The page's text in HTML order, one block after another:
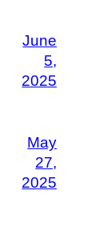
June
5,
2025
May
27,
2025